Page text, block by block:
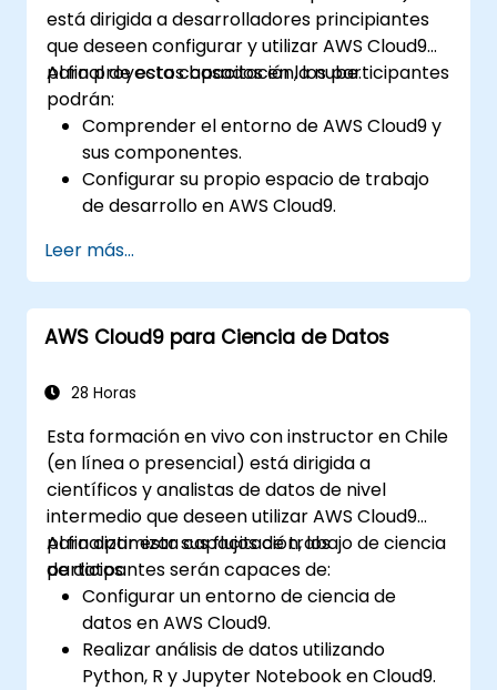
está dirigida a desarrolladores principiantes
que deseen configurar y utilizar AWS Cloud9
para proyectos basados en la nube.
Al final de esta capacitación, los participantes
podrán:
Comprender el entorno de AWS Cloud9 y
sus componentes.
Configurar su propio espacio de trabajo
de desarrollo en AWS Cloud9.
simples dentro de AWS Cloud9.
Familiarizarse con las funciones de
colaboración de AWS Cloud9.
Leer más...
AWS Cloud9 para Ciencia de Datos
28 Horas
Esta formación en vivo con instructor en Chile
(en línea o presencial) está dirigida a
científicos y analistas de datos de nivel
intermedio que deseen utilizar AWS Cloud9
para optimizar sus flujos de trabajo de ciencia
de datos.
Al finalizar esta capacitación, los
participantes serán capaces de:
Configurar un entorno de ciencia de
datos en AWS Cloud9.
Realizar análisis de datos utilizando
Python, R y Jupyter Notebook en Cloud9.